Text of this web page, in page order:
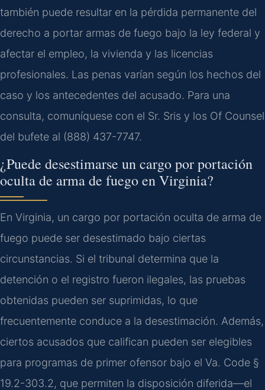
también puede resultar en la pérdida permanente del
derecho a portar armas de fuego bajo la ley federal y
afectar el empleo, la vivienda y las licencias
profesionales. Las penas varían según los hechos del
caso y los antecedentes del acusado. Para una
consulta, comuníquese con el Sr. Sris y los Of Counsel
del bufete al (888) 437-7747.
¿Puede desestimarse un cargo por portación
oculta de arma de fuego en Virginia?
En Virginia, un cargo por portación oculta de arma de
fuego puede ser desestimado bajo ciertas
circunstancias. Si el tribunal determina que la
detención o el registro fueron ilegales, las pruebas
obtenidas pueden ser suprimidas, lo que
frecuentemente conduce a la desestimación. Además,
ciertos acusados que califican pueden ser elegibles
para programas de primer ofensor bajo el Va. Code §
19.2-303.2, que permiten la disposición diferida—el